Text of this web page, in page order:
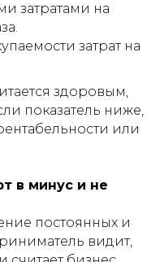
затратами на
затрат на
здоровым,
показатель ниже,
или
в минус и не
постоянных и
видит,